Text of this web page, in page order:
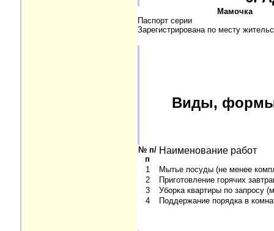
Мамочка
Паспорт серии
Зарегистрирована по месту
Виды, формы
№ п/
п
Наименование работ
1
Мытье посуды (не менее
2
Приготовление горячих
3
Уборка квартиры по запросу
4
Поддержание порядка в